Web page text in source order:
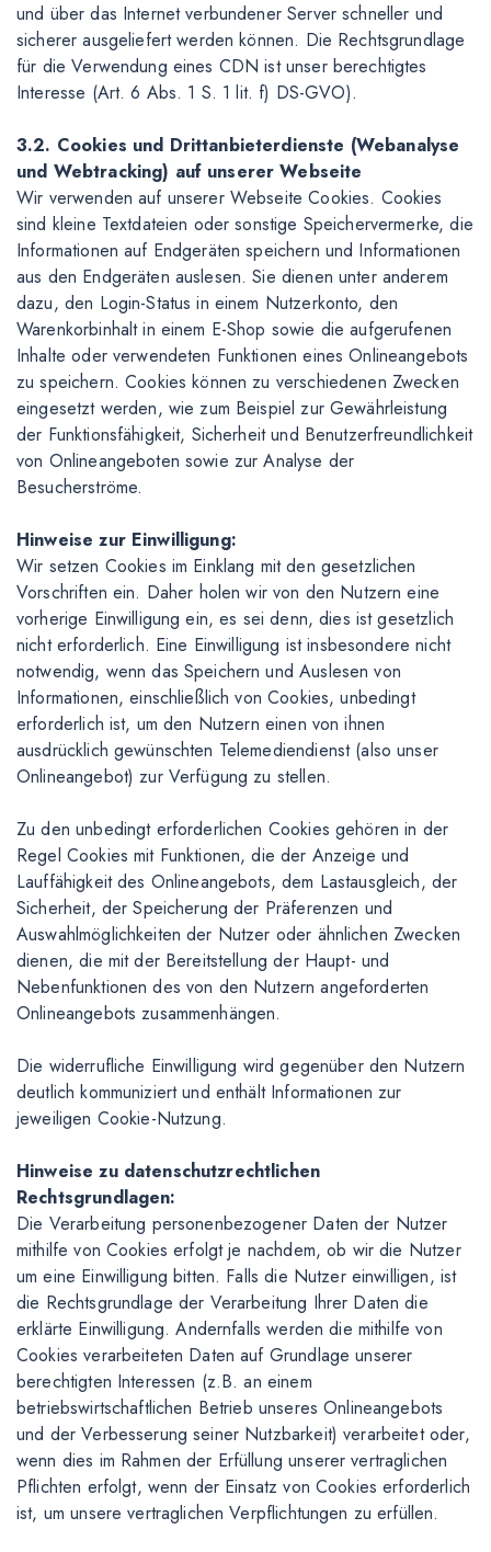
und über das Internet verbundener Server schneller und
sicherer ausgeliefert werden können. Die Rechtsgrundlage
für die Verwendung eines CDN ist unser berechtigtes
Interesse (Art. 6 Abs. 1 S. 1 lit. f) DS-GVO).
3.2. Cookies und Drittanbieterdienste (Webanalyse
und Webtracking) auf unserer Webseite
Wir verwenden auf unserer Webseite Cookies. Cookies
sind kleine Textdateien oder sonstige Speichervermerke, die
Informationen auf Endgeräten speichern und Informationen
aus den Endgeräten auslesen. Sie dienen unter anderem
dazu, den Login-Status in einem Nutzerkonto, den
Warenkorbinhalt in einem E-Shop sowie die aufgerufenen
Inhalte oder verwendeten Funktionen eines Onlineangebots
zu speichern. Cookies können zu verschiedenen Zwecken
eingesetzt werden, wie zum Beispiel zur Gewährleistung
der Funktionsfähigkeit, Sicherheit und Benutzerfreundlichkeit
von Onlineangeboten sowie zur Analyse der
Besucherströme.
Hinweise zur Einwilligung:
Wir setzen Cookies im Einklang mit den gesetzlichen
Vorschriften ein. Daher holen wir von den Nutzern eine
vorherige Einwilligung ein, es sei denn, dies ist gesetzlich
nicht erforderlich. Eine Einwilligung ist insbesondere nicht
notwendig, wenn das Speichern und Auslesen von
Informationen, einschließlich von Cookies, unbedingt
erforderlich ist, um den Nutzern einen von ihnen
ausdrücklich gewünschten Telemediendienst (also unser
Onlineangebot) zur Verfügung zu stellen.
Zu den unbedingt erforderlichen Cookies gehören in der
Regel Cookies mit Funktionen, die der Anzeige und
Lauffähigkeit des Onlineangebots, dem Lastausgleich, der
Sicherheit, der Speicherung der Präferenzen und
Auswahlmöglichkeiten der Nutzer oder ähnlichen Zwecken
dienen, die mit der Bereitstellung der Haupt- und
Nebenfunktionen des von den Nutzern angeforderten
Onlineangebots zusammenhängen.
Die widerrufliche Einwilligung wird gegenüber den Nutzern
deutlich kommuniziert und enthält Informationen zur
jeweiligen Cookie-Nutzung.
Hinweise zu datenschutzrechtlichen
Rechtsgrundlagen:
Die Verarbeitung personenbezogener Daten der Nutzer
mithilfe von Cookies erfolgt je nachdem, ob wir die Nutzer
um eine Einwilligung bitten. Falls die Nutzer einwilligen, ist
die Rechtsgrundlage der Verarbeitung Ihrer Daten die
erklärte Einwilligung. Andernfalls werden die mithilfe von
Cookies verarbeiteten Daten auf Grundlage unserer
berechtigten Interessen (z.B. an einem
betriebswirtschaftlichen Betrieb unseres Onlineangebots
und der Verbesserung seiner Nutzbarkeit) verarbeitet oder,
wenn dies im Rahmen der Erfüllung unserer vertraglichen
Pflichten erfolgt, wenn der Einsatz von Cookies erforderlich
ist, um unsere vertraglichen Verpflichtungen zu erfüllen.